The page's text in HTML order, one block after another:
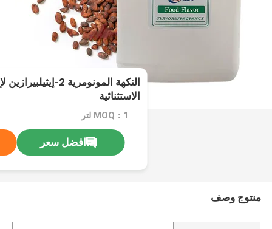
النكهة المونومرية 2-
الاستثنائية
MOQ：1 لتر
افضل سعر
منتوج وصف